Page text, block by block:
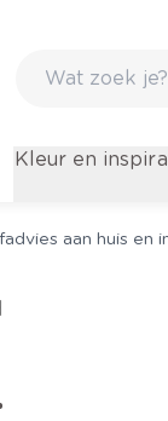
Kleur en
aan huis en